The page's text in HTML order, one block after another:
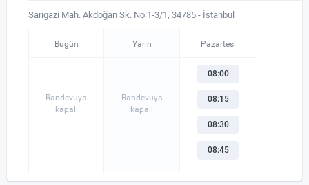
Sarıgazi Mah. Akdoğan Sk. No:1-3/1, 34785 - İstanbul
Bugün
Randevuya
kapalı
Yarın
Randevuya
kapalı
Pazartesi
08:00
08:15
08:30
08:45